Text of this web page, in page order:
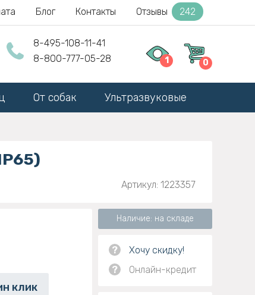
Блог Контакты Отзывы 242
8-495-108-11-41
8-800-777-05-28
1 0
От собак Ультразвуковые
Артикул: 1223357
клик
Наличие: на складе
?
Хочу скидку!
?
Онлайн-кредит